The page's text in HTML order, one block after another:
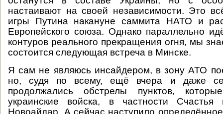
настаивают на своей независимости. Это
игры Путина накануне саммита НАТО и
Европейского союза. Однако параллельно
контуров реального прекращения огня, мы
состоится следующая встреча в Минске.
Я сам не являюсь инсайдером, в зону АТО
но, судя по всему, ещё вчера и даже
продолжались обстрелы пунктов,
украинские войска, в частности
Новоайдар. А сейчас наступило